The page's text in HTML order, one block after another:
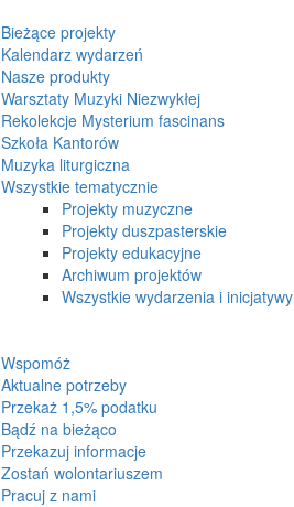
Bieżące projekty
Kalendarz wydarzeń
Nasze produkty
Warsztaty Muzyki Niezwykłej
Rekolekcje Mysterium fascinans
Szkoła Kantorów
Muzyka liturgiczna
Wszystkie tematycznie
Projekty muzyczne
Projekty duszpasterskie
Projekty edukacyjne
Archiwum projektów
Wszystkie wydarzenia i inicjatywy
Wspomóż
Aktualne potrzeby
Przekaż 1,5% podatku
Bądź na bieżąco
Przekazuj informacje
Zostań wolontariuszem
Pracuj z nami